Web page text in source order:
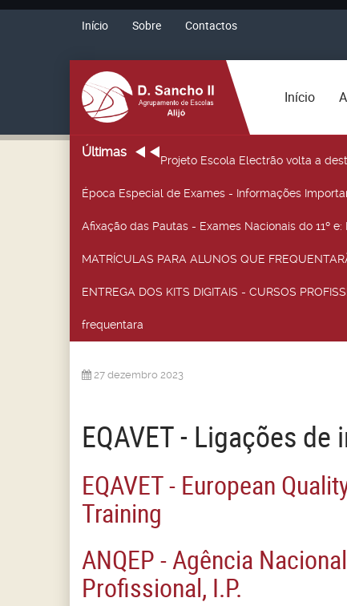
Início Sobre Contactos
Início
Últimas
Projeto Escola Electrão volta a
Época Especial de Exames - Informações
Afixação das Pautas - Exames Nacionais do 11º e:
MATRÍCULAS PARA ALUNOS QUE
ENTREGA DOS KITS DIGITAIS - CURSOS
frequentara
27 dezembro 2023
EQAVET - Ligações de
EQAVET - European
Training
ANQEP - Agência
Profissional, I.P.